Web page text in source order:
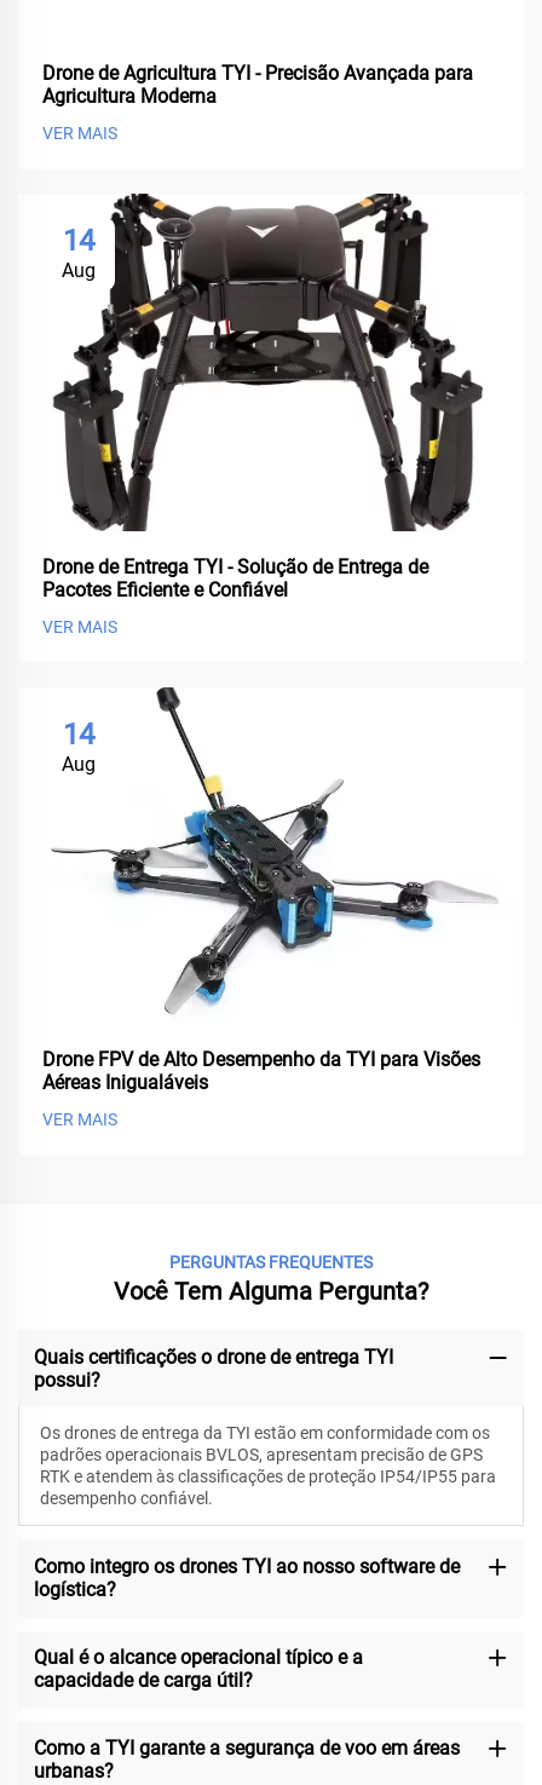
Drone de Agricultura TYI - Precisão Avançada para
Agricultura Moderna
VER MAIS
14
Aug
Drone de Entrega TYI - Solução de Entrega de
Pacotes Eficiente e Confiável
VER MAIS
14
Aug
Drone FPV de Alto Desempenho da TYI para Visões
Aéreas Inigualáveis
VER MAIS
PERGUNTAS FREQUENTES
Você Tem Alguma Pergunta?
Quais certificações o drone de entrega TYI
possui?
Os drones de entrega da TYI estão em conformidade com os
padrões operacionais BVLOS, apresentam precisão de GPS
RTK e atendem às classificações de proteção IP54/IP55 para
desempenho confiável.
Como integro os drones TYI ao nosso software de
logística?
Qual é o alcance operacional típico e a
capacidade de carga útil?
Como a TYI garante a segurança de voo em áreas
urbanas?